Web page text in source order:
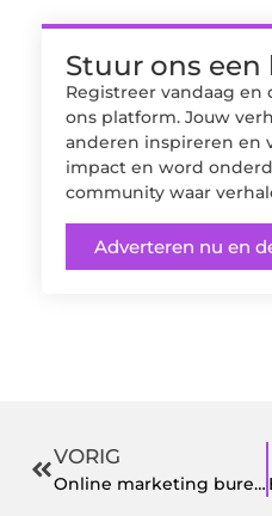
Stuur ons een
Registreer vandaag en
ons platform. Jouw
anderen inspireren en
impact en word
community waar
Adverteren nu en
VORIG
Online marketing bureau Harderwijk: eerst strategie, dan AI